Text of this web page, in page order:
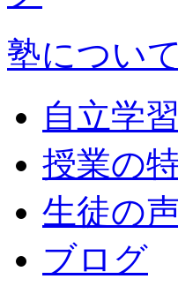
塾について
自立学
授業の
生徒の
ブログ